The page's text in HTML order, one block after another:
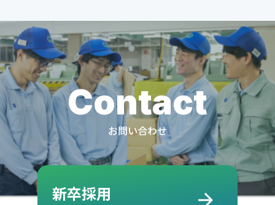
Contact
お問い合わせ
新卒採用